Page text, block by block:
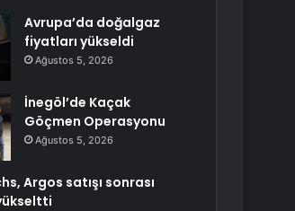
Avrupa’da doğalgaz
fiyatları yükseldi
Ağustos 5, 2026
İnegöl’de Kaçak
Göçmen Operasyonu
Ağustos 5, 2026
Argos satışı sonrası